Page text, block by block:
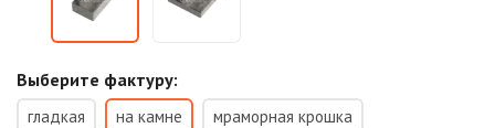
Выберите фактуру:
гладкая на камне мраморная крошка